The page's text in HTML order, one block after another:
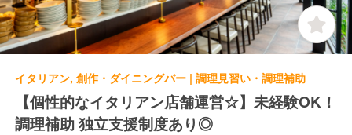
イタリアン, 創作・ダイニングバー | 調理見習い・調理補助
【個性的なイタリアン店舗運営☆】未経験OK！
調理補助 独立支援制度あり◎